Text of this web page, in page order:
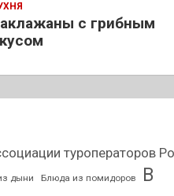
с грибным
туроператоров
дыни Блюда из помидоров
В